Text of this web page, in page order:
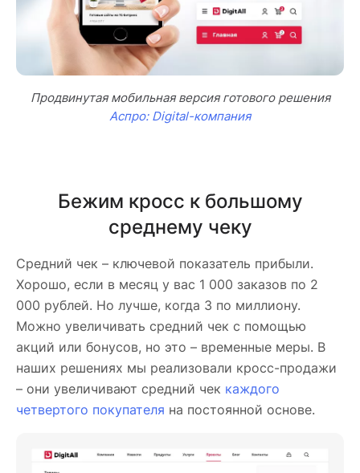
Продвинутая мобильная версия готового решения
Аспро: Digital-компания
Бежим кросс к большому
среднему чеку
Средний чек – ключевой показатель прибыли.
Хорошо, если в месяц у вас 1 000 заказов по 2
000 рублей. Но лучше, когда 3 по миллиону.
Можно увеличивать средний чек с помощью
акций или бонусов, но это – временные меры. В
наших решениях мы реализовали кросс-продажи
– они увеличивают средний чек каждого
четвертого покупателя на постоянной основе.